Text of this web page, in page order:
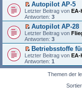
t
r
a
g
e
r
B
e
t
r
a
g
e
s
e
n
e
r
B
e
t
r
a
g
e
l
e
s
e
n
e
r
B
e
e
r
u
n
g
e
l
e
s
e
n
E
r
s
e
r
u
n
g
e
l
Autopilot AP-5
Letzter Beitrag von EA-
Antworten: 3
E
r
s
e
r
u
Autopilot AP-28
Letzter Beitrag von
Antworten: 3
E
r
s
Betriebsstoffe
Letzter Beitrag von EA-
Antworten: 1
Themen der